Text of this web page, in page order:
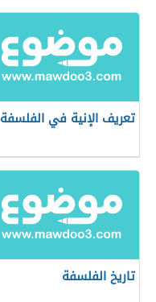
تعريف الإنية في الفلسفة
تاريخ الفلسفة